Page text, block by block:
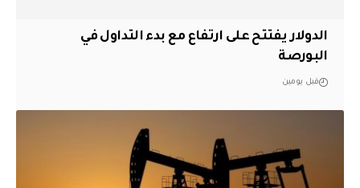
الدولار يفتتح على ارتفاع مع بدء التداول في
البورصة
قبل يومين